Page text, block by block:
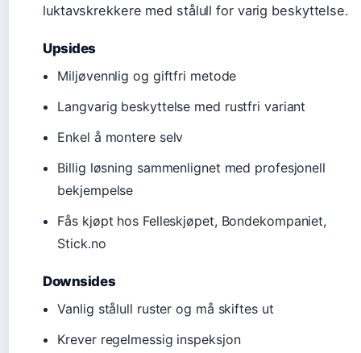
luktavskrekkere med stålull for varig beskyttelse.
Upsides
Miljøvennlig og giftfri metode
Langvarig beskyttelse med rustfri variant
Enkel å montere selv
Billig løsning sammenlignet med profesjonell
bekjempelse
Fås kjøpt hos Felleskjøpet, Bondekompaniet,
Stick.no
Downsides
Vanlig stålull ruster og må skiftes ut
Krever regelmessig inspeksjon